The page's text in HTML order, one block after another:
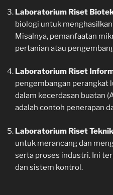
Laboratorium Riset
biologi untuk
Misalnya, pemanfaatan
pertanian atau
Laboratorium Riset
pengembangan perangkat
dalam kecerdasan buatan
adalah contoh penerapan
Laboratorium Riset Teknik
untuk merancang dan
serta proses industri. Ini
dan sistem kontrol.